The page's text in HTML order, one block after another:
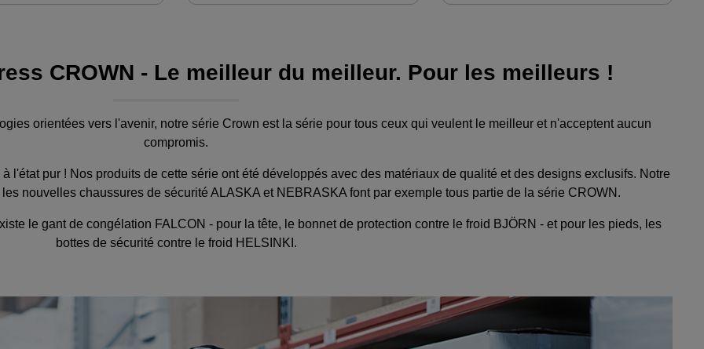
CROWN - Le meilleur du meilleur. Pour les meilleurs !
orientées vers l'avenir, notre série Crown est la série pour tous ceux qui veulent le meilleur et n'acceptent aucun
compromis.
l'état pur ! Nos produits de cette série ont été développés avec des matériaux de qualité et des designs exclusifs. Notre
nouvelles chaussures de sécurité ALASKA et NEBRASKA font par exemple tous partie de la série CROWN.
le gant de congélation FALCON - pour la tête, le bonnet de protection contre le froid BJÖRN - et pour les pieds, les
bottes de sécurité contre le froid HELSINKI.